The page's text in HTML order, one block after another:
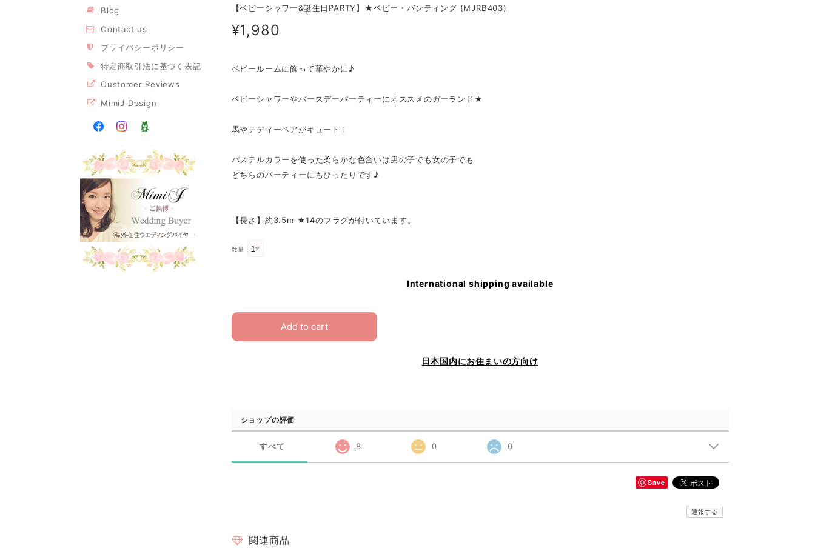
Blog
Contact us
プライバシーポリシー
特定商取引法に基づく表記
Customer Reviews
MimiJ Design
【ベビーシャワー&誕生日PARTY】★ベビー・バンティング (MJRB403)
¥1,980
ベビールームに飾って華やかに♪
ベビーシャワーやバースデーパーティーにオススメのガーランド★
馬やテディーベアがキュート！
パステルカラーを使った柔らかな色合いは男の子でも女の子でも
どちらのパーティーにもぴったりです♪
【長さ】約3.5m ★14のフラグが付いています。
数量
International shipping available
Add to cart
日本国内にお住まいの方向け
ショップの評価
すべて 8 0 0
Save
通報する
関連商品